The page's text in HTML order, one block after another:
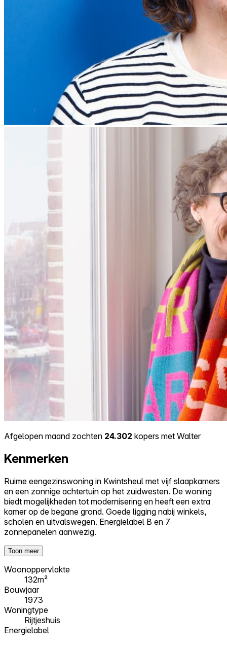
Afgelopen maand zochten 24.302 kopers met Walter
Kenmerken
Ruime eengezinswoning in Kwintsheul met vijf slaapkamers
en een zonnige achtertuin op het zuidwesten. De woning
biedt mogelijkheden tot modernisering en heeft een extra
kamer op de begane grond. Goede ligging nabij winkels,
scholen en uitvalswegen. Energielabel B en 7
zonnepanelen aanwezig.
Toon meer
Woonoppervlakte
132m²
Bouwjaar
1973
Woningtype
Rijtjeshuis
Energielabel